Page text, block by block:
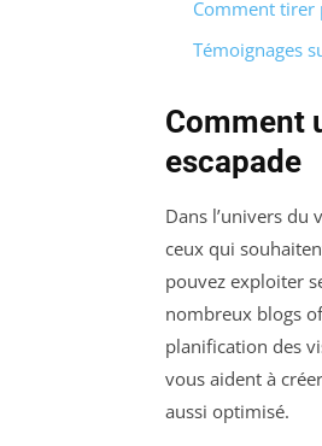
Comment tirer
Témoignages
Comment
escapade
Dans l’univers du
ceux qui
pouvez exploiter
nombreux blogs
planification des
vous aident à
aussi optimisé.